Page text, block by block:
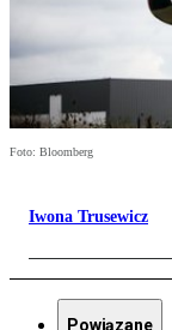
Foto: Bloomberg
Iwona Trusewicz
Powiązane